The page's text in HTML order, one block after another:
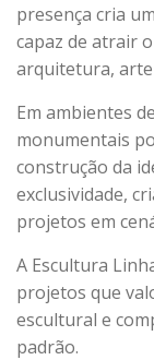
presença cria
capaz de atrair
arquitetura,
Em ambientes de
monumentais
construção da
exclusividade,
projetos em
A Escultura
projetos que
escultural e
padrão.